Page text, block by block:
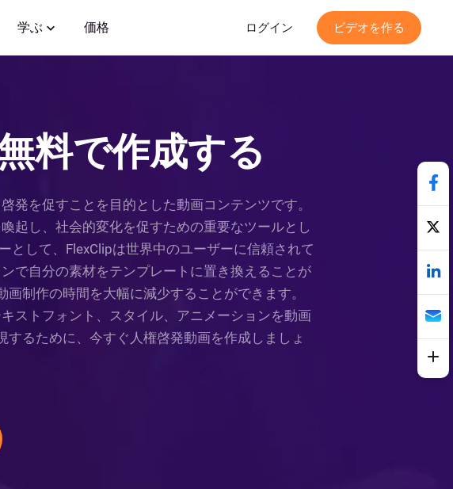
学ぶ 価格 ログイン ビデオを作る
料で作成する
発を促すことを目的とした動画コンテンツです。
起し、社会的変化を促すための重要なツールとし
として、FlexClipは世界中のユーザーに信頼されて
で自分の素材をテンプレートに置き換えることが
制作の時間を大幅に減少することができます。
ストフォント、スタイル、アニメーションを動画
るために、今すぐ人権啓発動画を作成しましょ